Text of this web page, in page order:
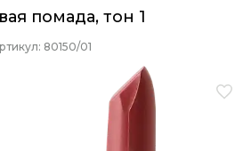
помада, тон 1
80150/01